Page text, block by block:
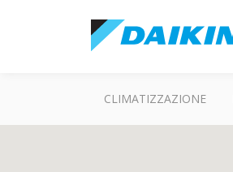
CLIMATIZZAZIONE